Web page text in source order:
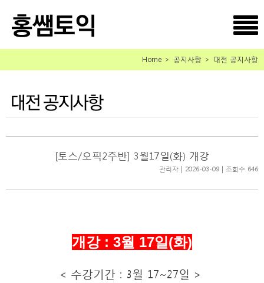
Home ＞ 공지사항 ＞ 대전 공지사항
[토스/오픽2주반] 3월17일(화) 개강
관리자 | 2026-03-09 | 조회수 646
개강 : 3월 17일(화)
< 수강기간 : 3월 17~27일 >